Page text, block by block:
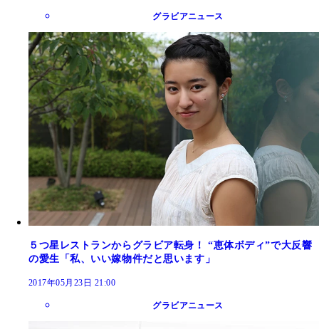
グラビアニュース
５つ星レストランからグラビア転身！ “恵体ボディ”で大反響
の愛生「私、いい嫁物件だと思います」
2017年05月23日 21:00
グラビアニュース